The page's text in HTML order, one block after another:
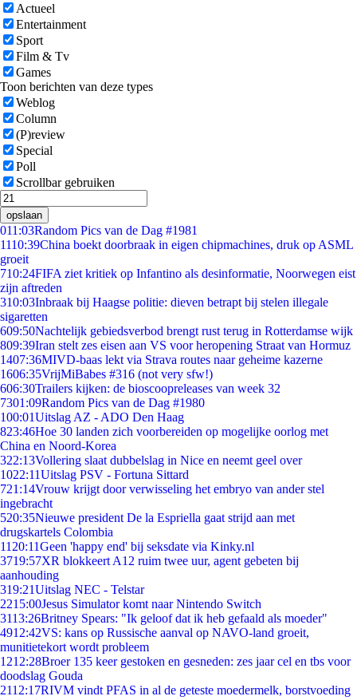
Actueel
Entertainment
Sport
Film & Tv
Games
Toon berichten van deze types
Weblog
Column
(P)review
Special
Poll
Scrollbar gebruiken
opslaan
011:03Random Pics van de Dag #1981
1110:39China boekt doorbraak in eigen chipmachines, druk op ASML
groeit
710:24FIFA ziet kritiek op Infantino als desinformatie, Noorwegen eist
zijn aftreden
310:03Inbraak bij Haagse politie: dieven betrapt bij stelen illegale
sigaretten
609:50Nachtelijk gebiedsverbod brengt rust terug in Rotterdamse wijk
809:39Iran stelt zes eisen aan VS voor heropening Straat van Hormuz
1407:36MIVD-baas lekt via Strava routes naar geheime kazerne
1606:35VrijMiBabes #316 (not very sfw!)
606:30Trailers kijken: de bioscoopreleases van week 32
7301:09Random Pics van de Dag #1980
100:01Uitslag AZ - ADO Den Haag
823:46Hoe 30 landen zich voorbereiden op mogelijke oorlog met
China en Noord-Korea
322:13Vollering slaat dubbelslag in Nice en neemt geel over
1022:11Uitslag PSV - Fortuna Sittard
721:14Vrouw krijgt door verwisseling het embryo van ander stel
ingebracht
520:35Nieuwe president De la Espriella gaat strijd aan met
drugskartels Colombia
11 20:11Geen 'happy end' bij seksdate via Kinky.nl
3719:57XR blokkeert A12 ruim twee uur, agent gebeten bij
aanhouding
319:21Uitslag NEC - Telstar
2215:00Jesus Simulator komt naar Nintendo Switch
3113:26Britney Spears: "Ik geloof dat ik heb gefaald als moeder"
4912:42VS: kans op Russische aanval op NAVO-land groeit,
munitietekort wordt probleem
1212:28Broer 135 keer gestoken en gesneden: zes jaar cel en tbs voor
doodslag Gouda
2112:17RIVM vindt PFAS in al de geteste moedermelk, borstvoeding